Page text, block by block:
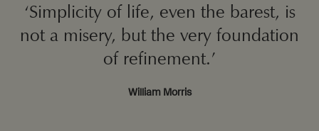
‘Simplicity of life, even the barest, is
not a misery, but the very foundation
of refinement.’
William Morris